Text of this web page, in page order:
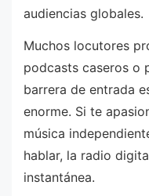
audiencias globales.
Muchos locutores
podcasts caseros o
barrera de entrada
enorme. Si te
música
hablar, la radio
instantánea.